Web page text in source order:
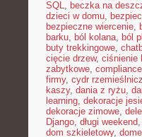
SQL, beczka na
dzieci w domu,
bezpieczne wiercenie,
barku, ból kolana, ból
buty trekkingowe,
cięcie drzew, ciśnienie
zabytkowe, compliance
firmy, cydr
kaszy, dania z ryżu,
learning, dekoracje
dekoracje zimowe,
Django, długi weekend,
dom szkieletowy,